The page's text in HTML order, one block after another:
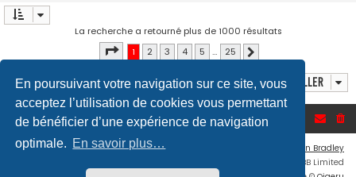
En poursuivant votre navigation sur ce site, vous
acceptez l’utilisation de cookies vous permettant
de bénéficier d’une expérience de navigation
optimale. En savoir plus…
g
e
s
a
g
e
La recherche a retourné plus de 1000 résultats
Page
1sur25
1 2 3 4 5 … 25
Aller
Accueil du forum
Ian Bradley
® Forum Software © phpBB Limited